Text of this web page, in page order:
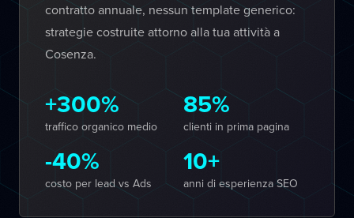
contratto annuale, nessun template generico:
strategie costruite attorno alla tua attività a
Cosenza.
+300%
traffico organico medio
85%
clienti in prima pagina
-40%
costo per lead vs Ads
10+
anni di esperienza SEO